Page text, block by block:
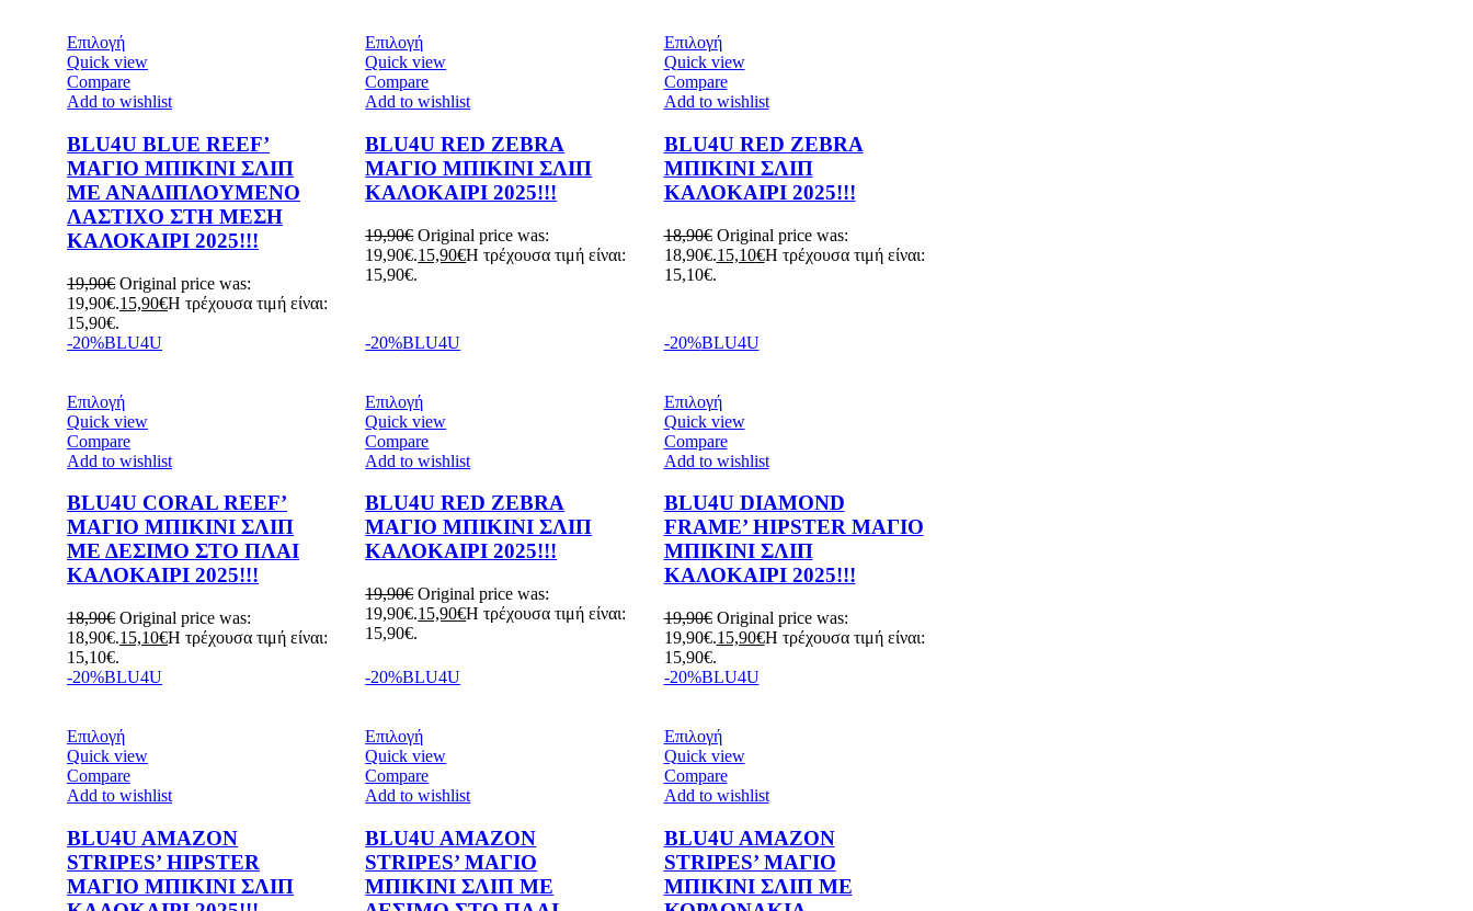
Επιλογή
Quick view
Compare
Add to wishlist
BLU4U BLUE REEF’
ΜΑΓΙΟ ΜΠΙΚΙΝΙ ΣΛΙΠ
ΜΕ ΑΝΑΔΙΠΛΟΥΜΕΝΟ
ΛΑΣΤΙΧΟ ΣΤΗ ΜΕΣΗ
ΚΑΛΟΚΑΙΡΙ 2025!!!
19,90€ Original price was:
19,90€.15,90€Η τρέχουσα τιμή είναι:
15,90€.
Επιλογή
Quick view
Compare
Add to wishlist
BLU4U RED ZEBRA
ΜΑΓΙΟ ΜΠΙΚΙΝΙ ΣΛΙΠ
ΚΑΛΟΚΑΙΡΙ 2025!!!
19,90€ Original price was:
19,90€.15,90€Η τρέχουσα τιμή είναι:
15,90€.
Επιλογή
Quick view
Compare
Add to wishlist
BLU4U RED ZEBRA
ΜΠΙΚΙΝΙ ΣΛΙΠ
ΚΑΛΟΚΑΙΡΙ 2025!!!
18,90€ Original price was:
18,90€.15,10€Η τρέχουσα τιμή είναι:
15,10€.
-20%BLU4U
Επιλογή
Quick view
Compare
Add to wishlist
BLU4U CORAL REEF’
ΜΑΓΙΟ ΜΠΙΚΙΝΙ ΣΛΙΠ
ΜΕ ΔΕΣΙΜΟ ΣΤΟ ΠΛΑΙ
ΚΑΛΟΚΑΙΡΙ 2025!!!
18,90€ Original price was:
18,90€.15,10€Η τρέχουσα τιμή είναι:
15,10€.
-20%BLU4U
Επιλογή
Quick view
Compare
Add to wishlist
BLU4U RED ZEBRA
ΜΑΓΙΟ ΜΠΙΚΙΝΙ ΣΛΙΠ
KAΛΟΚΑΙΡΙ 2025!!!
19,90€ Original price was:
19,90€.15,90€Η τρέχουσα τιμή είναι:
15,90€.
-20%BLU4U
Επιλογή
Quick view
Compare
Add to wishlist
BLU4U DIAMOND
FRAME’ HIPSTER ΜΑΓΙΟ
ΜΠΙΚΙΝΙ ΣΛΙΠ
KAΛΟΚΑΙΡΙ 2025!!!
19,90€ Original price was:
19,90€.15,90€Η τρέχουσα τιμή είναι:
15,90€.
-20%BLU4U
Επιλογή
Quick view
Compare
Add to wishlist
BLU4U AMAZON
STRIPES’ HIPSTER
ΜΑΓΙΟ ΜΠΙΚΙΝΙ ΣΛΙΠ
-20%BLU4U
Επιλογή
Quick view
Compare
Add to wishlist
BLU4U AMAZON
STRIPES’ ΜΑΓΙΟ
ΜΠΙΚΙΝΙ ΣΛΙΠ ΜΕ
-20%BLU4U
Επιλογή
Quick view
Compare
Add to wishlist
BLU4U AMAZON
STRIPES’ ΜΑΓΙΟ
ΜΠΙΚΙΝΙ ΣΛΙΠ ΜΕ